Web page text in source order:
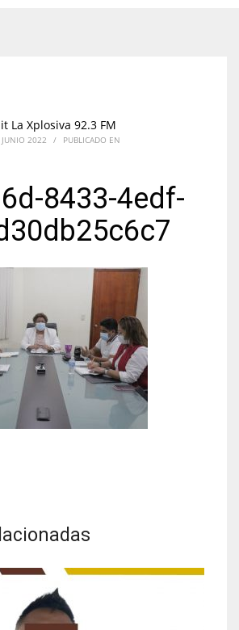
La Xplosiva 92.3 FM
JUNIO 2022 / PUBLICADO EN
8433-4edf-